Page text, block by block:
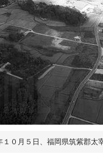
０月５日、福岡県筑紫郡太